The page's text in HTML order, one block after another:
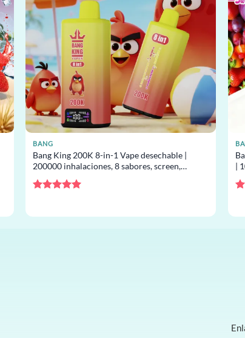
BANG
Bang King 200K 8-in-1 Vape desechable |
200000 inhalaciones, 8 sabores, screen,
desechable al por mayor
|